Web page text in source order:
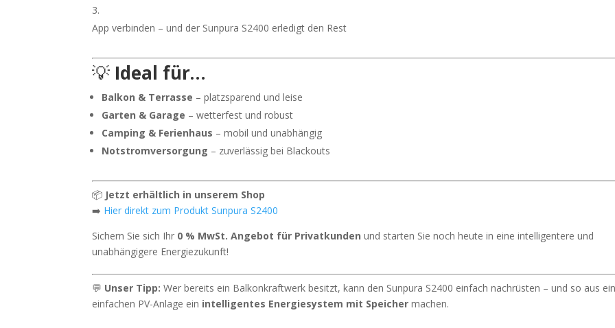
App verbinden – und der Sunpura S2400 erledigt den Rest
💡 Ideal für…
Balkon & Terrasse – platzsparend und leise
Garten & Garage – wetterfest und robust
Camping & Ferienhaus – mobil und unabhängig
Notstromversorgung – zuverlässig bei Blackouts
📦 Jetzt erhältlich in unserem Shop
➡️ Hier direkt zum Produkt Sunpura S2400
Sichern Sie sich Ihr 0 % MwSt. Angebot für Privatkunden und starten Sie noch heute in eine intelligentere und
unabhängigere Energiezukunft!
💬 Unser Tipp: Wer bereits ein Balkonkraftwerk besitzt, kann den Sunpura S2400 einfach nachrüsten – und so aus
einfachen PV-Anlage ein intelligentes Energiesystem mit Speicher machen.